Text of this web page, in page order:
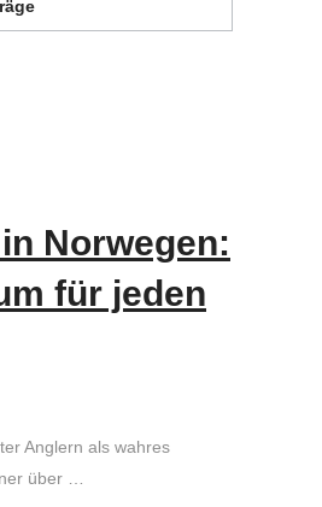
Norwegen:
für jeden
Anglern als wahres
über …